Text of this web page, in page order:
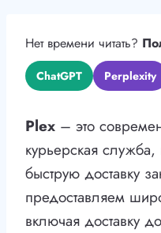
Нет времени читать?
ChatGPT Perplexity
Plex – это
курьерская служба,
быструю доставку
предоставляем
включая доставку